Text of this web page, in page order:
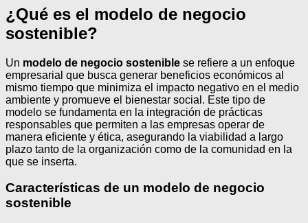
¿Qué es el modelo de negocio
sostenible?
Un modelo de negocio sostenible se refiere a un enfoque
empresarial que busca generar beneficios económicos al
mismo tiempo que minimiza el impacto negativo en el medio
ambiente y promueve el bienestar social. Este tipo de
modelo se fundamenta en la integración de prácticas
responsables que permiten a las empresas operar de
manera eficiente y ética, asegurando la viabilidad a largo
plazo tanto de la organización como de la comunidad en la
que se inserta.
Características de un modelo de negocio
sostenible